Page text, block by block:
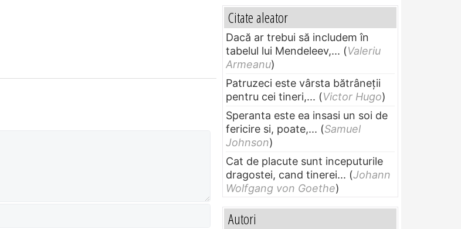
Citate aleator
Dacă ar trebui să includem în
tabelul lui Mendeleev,... (Valeriu
Armeanu)
Patruzeci este vârsta bătrâneții
pentru cei tineri,... (Victor Hugo)
Speranta este ea insasi un soi de
fericire si, poate,... (Samuel
Johnson)
Cat de placute sunt inceputurile
dragostei, cand tinerei... (Johann
Wolfgang von Goethe)
Autori